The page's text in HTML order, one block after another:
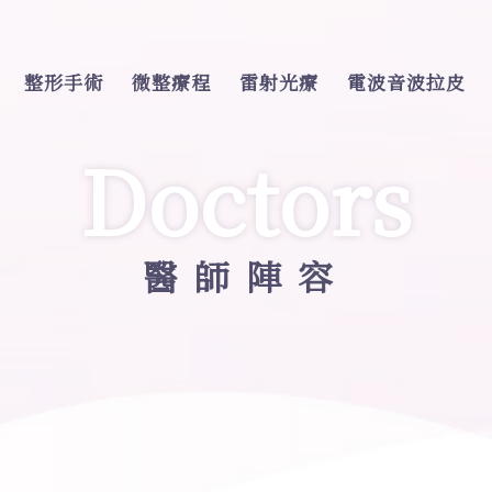
整形手術 微整療程 雷射光療 電波音波拉皮
Doctors
醫師陣容